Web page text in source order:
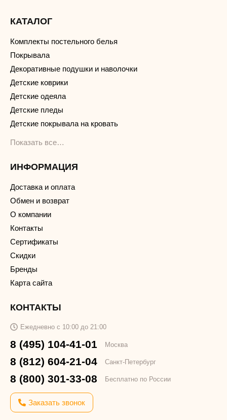
КАТАЛОГ
Комплекты постельного белья
Покрывала
Декоративные подушки и наволочки
Детские коврики
Детские одеяла
Детские пледы
Детские покрывала на кровать
Показать все…
ИНФОРМАЦИЯ
Доставка и оплата
Обмен и возврат
О компании
Контакты
Сертификаты
Скидки
Бренды
Карта сайта
КОНТАКТЫ
Ежедневно с 10:00 до 21:00
8 (495) 104-41-01 Москва
8 (812) 604-21-04 Санкт-Петербург
8 (800) 301-33-08 Бесплатно по России
Заказать звонок